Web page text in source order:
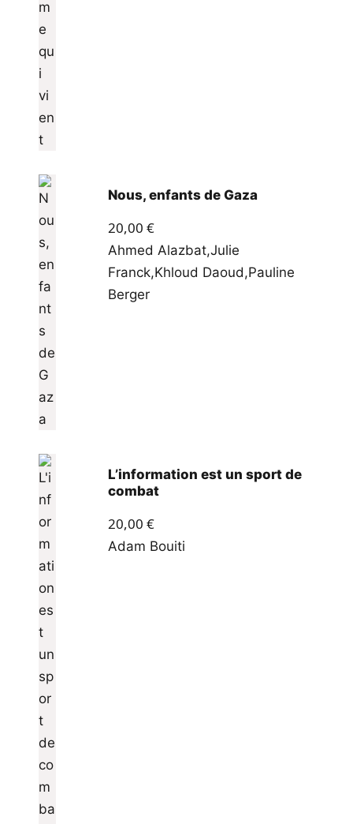
Nous, enfants de Gaza
20,00 €
Ahmed Alazbat,Julie
Franck,Khloud Daoud,Pauline
Berger
L’information est un sport de
combat
20,00 €
Adam Bouiti